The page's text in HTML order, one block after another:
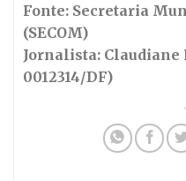
Fonte: Secretaria
(SECOM)
Jornalista: Claudiane
0012314/DF)